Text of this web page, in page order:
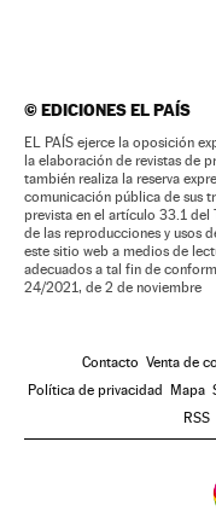
©EDICIONES EL PAÍS
EL PAÍS ejerce la oposición
la elaboración de revistas de
también realiza la reserva
comunicación pública de sus
prevista en el artículo 33.1 del
de las reproducciones y usos
este sitio web a medios de
adecuados a tal fin de
24/2021, de 2 de noviembre
Contacto Venta de
Política de privacidad Mapa
RSS